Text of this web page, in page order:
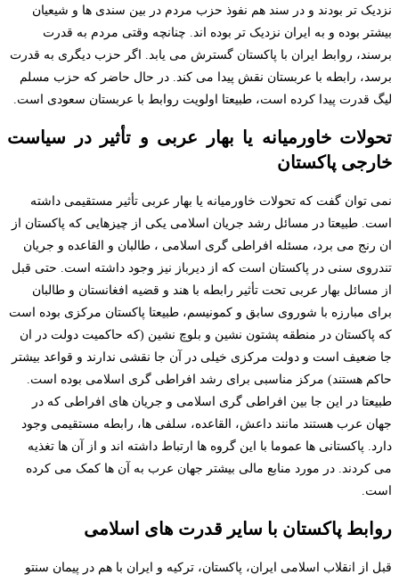
نزدیک تر بودند و در سند هم نفوذ حزب مردم در بین سندی ها و شیعیان
بیشتر بوده و به ایران نزدیک تر بوده اند. چنانچه وقتی مردم به قدرت
برسند، روابط ایران با پاکستان گسترش می یابد. اگر حزب دیگری به قدرت
برسد، رابطه با عربستان نقش پیدا می کند. در حال حاضر که حزب مسلم
لیگ قدرت پیدا کرده است، طبیعتا اولویت روابط با عربستان سعودی است.
تحولات خاورمیانه یا بهار عربی و تأثیر در سیاست
خارجی پاکستان
نمی توان گفت که تحولات خاورمیانه یا بهار عربی تأثیر مستقیمی داشته
است. طبیعتا در مسائل رشد جریان اسلامی یکی از چیزهایی که پاکستان از
ان رنج می برد، مسئله افراطی گری اسلامی ، طالبان و القاعده و جریان
تندروی سنی در پاکستان است که از دیرباز نیز وجود داشته است. حتی قبل
از مسائل بهار عربی تحت تأثیر رابطه با هند و قضیه افغانستان و طالبان
برای مبارزه با شوروی سابق و کمونیسم، طبیعتا پاکستان مرکزی بوده است
که پاکستان در منطقه پشتون نشین و بلوچ نشین (که حاکمیت دولت در ان
جا ضعیف است و دولت مرکزی خیلی در آن جا نقشی ندارند و قواعد بیشتر
حاکم هستند) مرکز مناسبی برای رشد افراطی گری اسلامی بوده است.
طبیعتا در این جا بین افراطی گری اسلامی و جریان های افراطی که در
جهان عرب هستند مانند داعش، القاعده، سلفی ها، رابطه مستقیمی وجود
دارد. پاکستانی ها عموما با این گروه ها ارتباط داشته اند و از آن ها تغذیه
می کردند. در مورد منابع مالی بیشتر جهان عرب به آن ها کمک می کرده
است.
روابط پاکستان با سایر قدرت های اسلامی
قبل از انقلاب اسلامی ایران، پاکستان، ترکیه و ایران با هم در پیمان سنتو